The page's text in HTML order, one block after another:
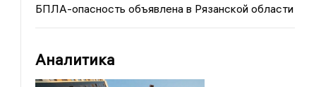
БПЛА-опасность объявлена в Рязанской области
Аналитика